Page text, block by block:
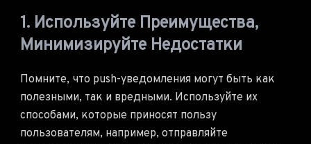
1. Используйте Преимущества,
Минимизируйте Недостатки
Помните, что push-уведомления могут быть как
полезными, так и вредными. Используйте их
способами, которые приносят пользу
пользователям, например, отправляйте